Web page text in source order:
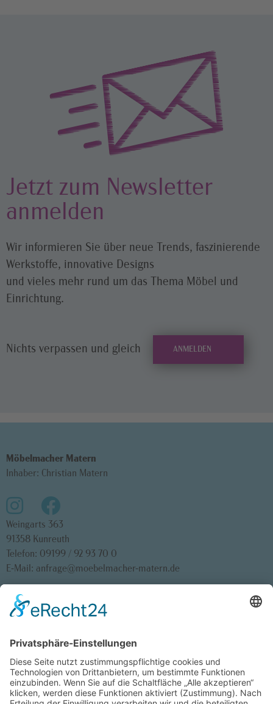
Jetzt zum Newsletter
anmelden
Wir informieren Sie über neue Trends, faszinierende
Werkstoffe, innovative Designs
und vieles mehr rund um das Thema Möbel und
Einrichtung.
Nichts verpassen und gleich ANMELDEN
Möbelmacher Matern
Inhaber: Christian Matern
Weingarts 363
91358 Kunreuth
Telefon: 09199 / 92 93 70 0
E-Mail: anfrage@moebelmacher-matern.de
Startseite
Teilnahmebedingungen Gewinnspiel
Datenschutz
Cookie-Einstellungen